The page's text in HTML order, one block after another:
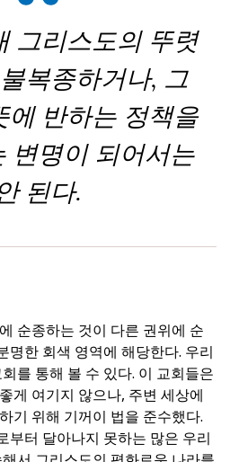
그리스도의 뚜렷
복종하거나, 그
에 반하는 정책을
변명이 되어서는
된다.
순종하는 것이 다른 권위에 순
명한 회색 영역에 해당한다. 우리
를 통해 볼 수 있다. 이 교회들은
게 여기지 않으나, 주변 세상에
기 위해 기꺼이 법을 준수했다.
부터 달아나지 못하는 많은 우리